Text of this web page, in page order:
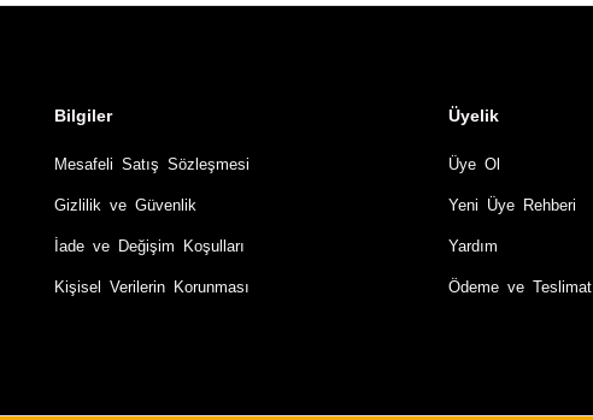
Bilgiler
Mesafeli Satış Sözleşmesi
Gizlilik ve Güvenlik
İade ve Değişim Koşulları
Kişisel Verilerin Korunması
Üyelik
Üye Ol
Yeni Üye Rehberi
Yardım
Ödeme ve Teslimat